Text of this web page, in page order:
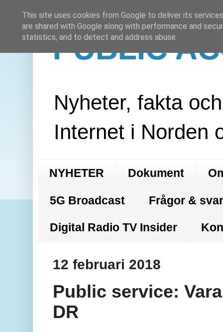
PUBLIC
Nyheter, fakta
Internet i Norden
NYHETER Dokument
5G Broadcast Frågor &
Digital Radio TV Insider
12 februari 2018
Public service:
DR
This site uses cookies from Google to deliver its
are shared with Google along with performance and
statistics, and to detect and address abuse.